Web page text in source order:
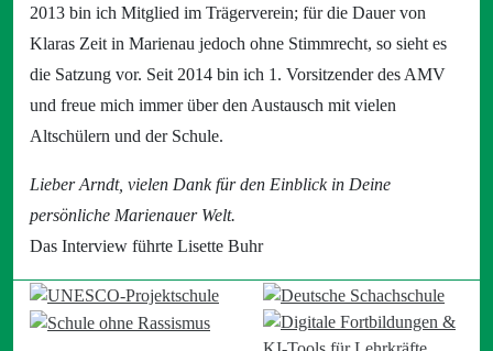
2013 bin ich Mitglied im Trägerverein; für die Dauer von
Klaras Zeit in Marienau jedoch ohne Stimmrecht, so sieht es
die Satzung vor. Seit 2014 bin ich 1. Vorsitzender des AMV
und freue mich immer über den Austausch mit vielen
Altschülern und der Schule.
Lieber Arndt, vielen Dank für den Einblick in Deine
persönliche Marienauer Welt.
Das Interview führte Lisette Buhr